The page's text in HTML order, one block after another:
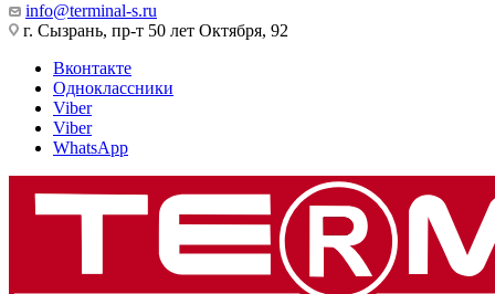
info@terminal-s.ru
г. Сызрань, пр-т 50 лет Октября, 92
Вконтакте
Одноклассники
Viber
Viber
WhatsApp